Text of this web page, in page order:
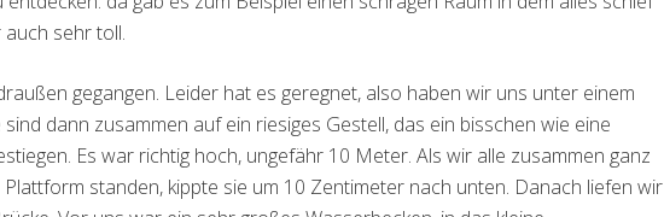
sehr toll.
gegangen. Leider hat es geregnet, also haben wir uns unter einem
dann zusammen auf ein riesiges Gestell, das ein bisschen wie eine
Es war richtig hoch, ungefähr 10 Meter. Als wir alle zusammen ganz
standen, kippte sie um 10 Zentimeter nach unten. Danach liefen wir